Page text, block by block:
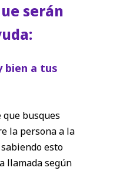
serán
bien a tus
busques
la persona a la
esto
llamada según